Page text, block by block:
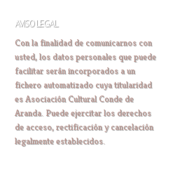
AVISO LEGAL
Con la finalidad de comunicarnos con
usted, los datos personales que puede
facilitar serán incorporados a un
fichero automatizado cuya titularidad
es Asociación Cultural Conde de
Aranda. Puede ejercitar los derechos
de acceso, rectificación y cancelación
legalmente establecidos.